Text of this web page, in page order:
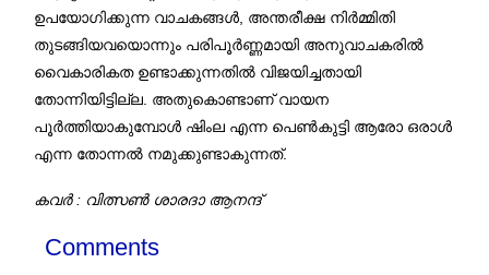
ഉപയോഗിക്കുന്ന വാചകങ്ങൾ, അന്തരീക്ഷ നിർമ്മിതി
തുടങ്ങിയവയൊന്നും പരിപൂർണ്ണമായി അനുവാചകരിൽ
വൈകാരികത ഉണ്ടാക്കുന്നതിൽ വിജയിച്ചതായി
തോന്നിയിട്ടില്ല. അതുകൊണ്ടാണ് വായന
പൂർത്തിയാകുമ്പോൾ ഷിംല എന്ന പെൺകുട്ടി ആരോ ഒരാൾ
എന്ന തോന്നൽ നമുക്കുണ്ടാകുന്നത്.
കവർ : വിത്സൺ ശാരദാ ആനന്ദ്
Comments